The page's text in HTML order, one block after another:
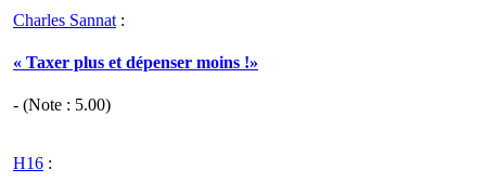
Charles Sannat :
« Taxer plus et dépenser moins !»
- (Note : 5.00)
H16 :